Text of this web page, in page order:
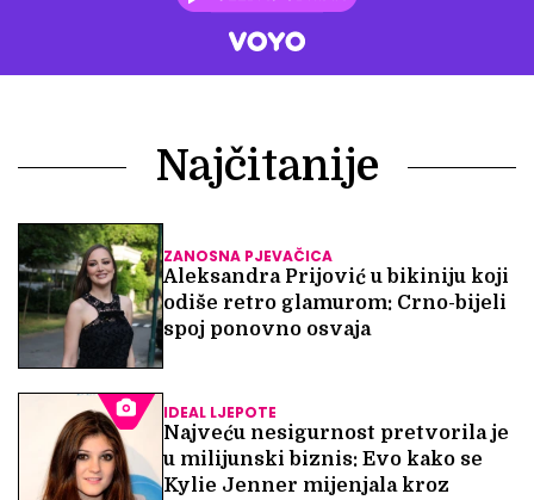
Najčitanije
ZANOSNA PJEVAČICA
Aleksandra Prijović u bikiniju koji
odiše retro glamurom: Crno-bijeli
spoj ponovno osvaja
IDEAL LJEPOTE
Najveću nesigurnost pretvorila je
u milijunski biznis: Evo kako se
Kylie Jenner mijenjala kroz